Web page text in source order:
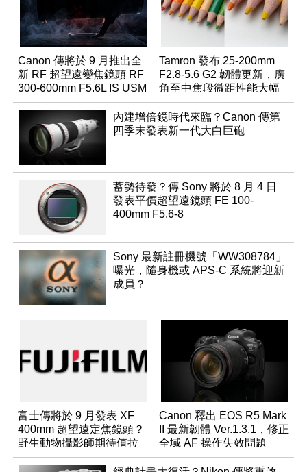
Canon 傳將於 9 月推出全
新 RF 超望遠變焦鏡頭 RF
300-600mm F5.6L IS USM
Tamron 發布 25-200mm
F2.8-5.6 G2 韌體更新，廣
角至中焦段微距性能大幅
升級
內建增倍鏡時代來臨？Canon 傳第
四季末發表新一代大白巨砲
蓄勢待發？傳 Sony 將於 8 月 4 日
發表平價超望遠鏡頭 FE 100-
400mm F5.6-8
Sony 最新註冊機號「WW308784」
曝光，隨身機或 APS-C 系統將迎新
成員？
富士傳將於 9 月發表 XF
400mm 超望遠定焦鏡頭？
野生動物攝影師期待值拉
滿
Canon 釋出 EOS R5 Mark
II 最新韌體 Ver.1.3.1，修正
全域 AF 操作失效問題